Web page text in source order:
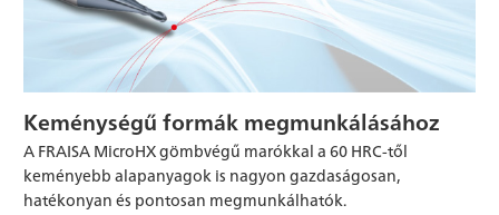
Keménységű formák megmunkálásához
A FRAISA MicroHX gömbvégű marókkal a 60 HRC-től
keményebb alapanyagok is nagyon gazdaságosan,
hatékonyan és pontosan megmunkálhatók.